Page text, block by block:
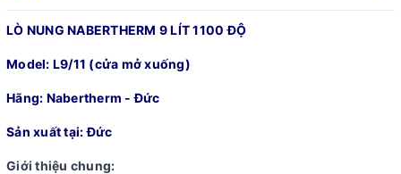
LÒ NUNG NABERTHERM 9 LÍT 1100 ĐỘ
Model: L9/11 (cửa mở xuống)
Hãng: Nabertherm - Đức
Sản xuất tại: Đức
Giới thiệu chung: